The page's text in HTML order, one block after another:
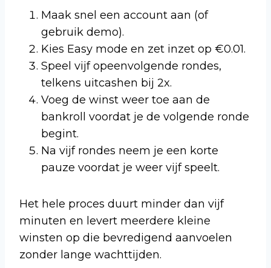
Maak snel een account aan (of
gebruik demo).
Kies Easy mode en zet inzet op €0.01.
Speel vijf opeenvolgende rondes,
telkens uitcashen bij 2x.
Voeg de winst weer toe aan de
bankroll voordat je de volgende ronde
begint.
Na vijf rondes neem je een korte
pauze voordat je weer vijf speelt.
Het hele proces duurt minder dan vijf
minuten en levert meerdere kleine
winsten op die bevredigend aanvoelen
zonder lange wachttijden.